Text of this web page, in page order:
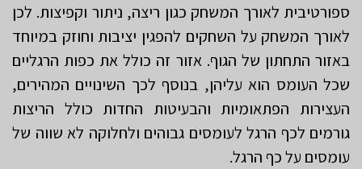
ספורטיבית לאורך המשחק כגון ריצה, ניתור וקפיצות. לכן
לאורך המשחק על השחקים להפגין יציבות וחוזק במיוחד
באזור התחתון של הגוף. אזור זה כולל את כפות הרגליים
שכל העומס הוא עליהן, בנוסף לכך השינויים המהירים,
העצירות הפתאומיות והבעיטות החדות כולל הריצות
גורמים לכף הרגל לעומסים גבוהים ולחלוקה לא שווה של
עומסים על כף הרגל.